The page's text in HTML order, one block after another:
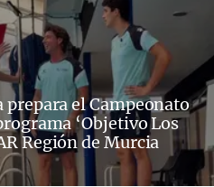
el Campeonato
‘Objetivo Los
Región de Murcia